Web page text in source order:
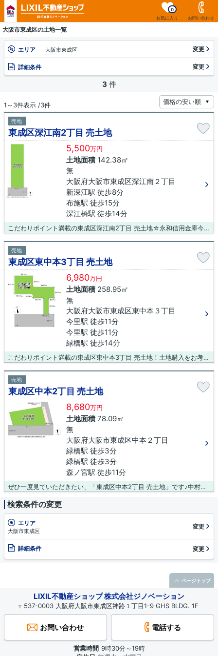
お気に入り
0
お問い合わせ
大阪市東成区の土地一覧
エリア 大阪市東成区 変更
詳細条件 変更
3 件
1～3件表示 /3件
売地
東成区深江南2丁目 売土地
5,500万円
土地面積142.38㎡
無
大阪府大阪市東成区深江南２丁目
新深江駅 徒歩8分
布施駅 徒歩15分
深江橋駅 徒歩14分
こだわりポイント満載の東成区深江南2丁目 売土地☆永和信用金庫今里支店まで362mです☆薬や日用品を買うのに便利なスーパードラッグシグマ 深江南店まで、342mです☆綺麗に整備された売地ですので、面倒な手入れなど必要ありません☆土地選びで何かお困りの点がございましたら、お気軽にお問い合わせください☆当社スタッフと一緒に、お客様のご希望の条件に合った土地を探しましょう(*^_^*)
売地
東成区東中本3丁目 売土地
6,980万円
土地面積258.95㎡
無
大阪府大阪市東成区東中本３丁目
今里駅 徒歩11分
今里駅 徒歩11分
緑橋駅 徒歩14分
こだわりポイント満載の東成区東中本3丁目 売土地！土地購入をお考えの方に好条件の売地が多数あります！不動産のプロフェッショナルの揃う当社が、お客様の幸せを実現させるお手伝いをいたします！不動産に関することなら、どのような事でも当社にお問い合わせください(*^^*)
売地
東成区中本2丁目 売土地
8,680万円
土地面積78.09㎡
無
大阪府大阪市東成区中本２丁目
緑橋駅 徒歩3分
緑橋駅 徒歩3分
森ノ宮駅 徒歩11分
ぜひ一度見ていただきたい、「東成区中本2丁目 売土地」です♪中村クリニックまで370mです♪薬や日用品を買うのに便利なスギ薬局 森ノ宮店まで143mです♪周辺環境も良好なエリアにある売地です♪大阪市東成区エリアでの不動産探しは、優秀なスタッフが揃う当社にお任せください(^_^)
検索条件の変更
エリア
大阪市東成区
変更
詳細条件 変更
LIXIL不動産ショップ 株式会社ジノベーション
〒537-0003 大阪府大阪市東成区神路１丁目1-9 GHS BLDG. 1F
お問い合わせ 電話する
営業時間 9時30分～19時
ページトップ